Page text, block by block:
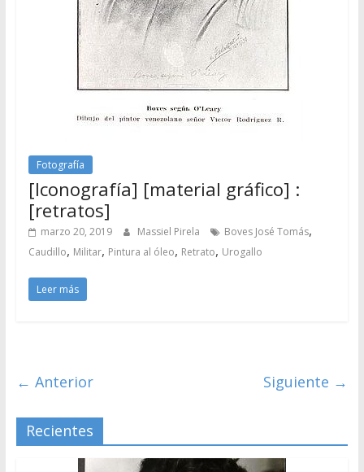
Fotografía
[Iconografía] [material gráfico] :
[retratos]
marzo 20, 2019 Massiel Pirela Boves José Tomás,
Caudillo, Militar, Pintura al óleo, Retrato, Urogallo
Leer más
Siguiente →
← Anterior
Recientes